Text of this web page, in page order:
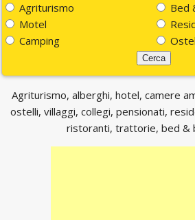
Agriturismo
Bed
Motel
Camping
Agriturismo, alberghi, hotel, camere
ostelli, villaggi, collegi, pensionati,
ristoranti, trattorie, bed &